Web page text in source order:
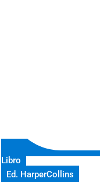
Libro
Ed. HarperCollins